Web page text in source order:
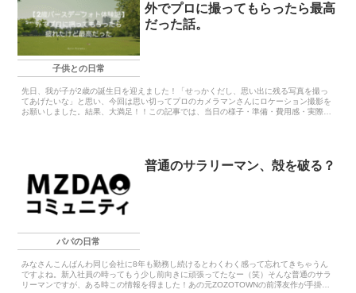
子供との日常
外でプロに撮ってもらったら最高
だった話。
先日、我が子が2歳の誕生日を迎えました！「せっかくだし、思い出に残る写真を撮っ
てあげたいな」と思い、今回は思い切ってプロのカメラマンさんにロケーション撮影を
お願いしました。結果、大満足！！この記事では、当日の様子・準備・費用感・実際に
パパの日常
普通のサラリーマン、殻を破る？
みなさんこんばんわ同じ会社に8年も勤務し続けるとわくわく感って忘れてきちゃうん
ですよね。新入社員の時ってもう少し前向きに頑張ってたなー（笑）そんな普通のサラ
リーマンですが、ある時この情報を得ました！あの元ZOZOTOWNの前澤友作が手掛け